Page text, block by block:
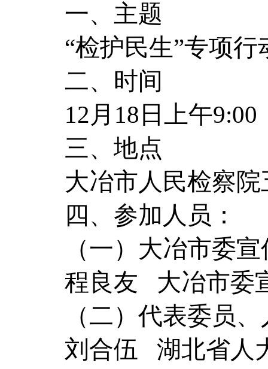
一、主题
“检护民生”专项
二、时间
12月18日上午9:00
三、地点
大冶市人民检察
四、参加人员：
（一）大冶市委
程良友 大冶市
（二）代表委员
刘合伍 湖北省人